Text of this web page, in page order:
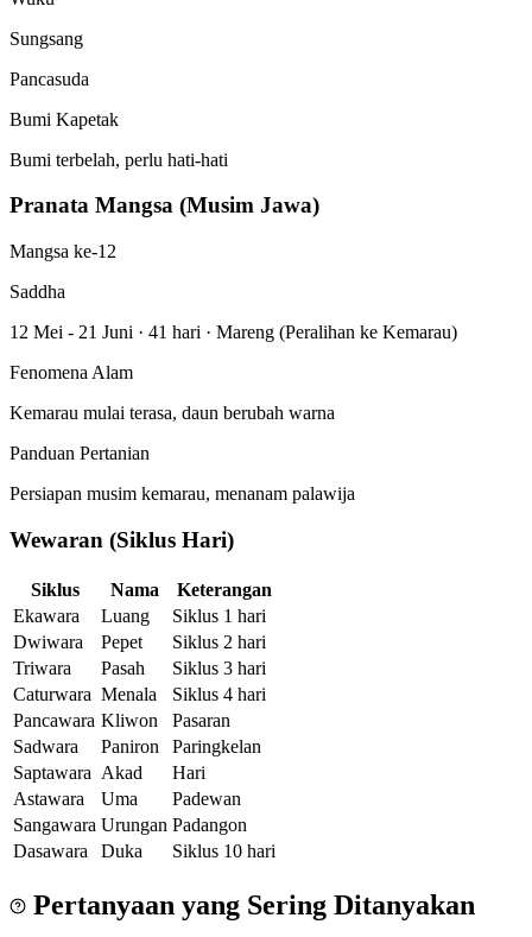
Sungsang
Pancasuda
Bumi Kapetak
Bumi terbelah, perlu hati-hati
Pranata Mangsa (Musim Jawa)
Mangsa ke-12
Saddha
12 Mei - 21 Juni · 41 hari · Mareng (Peralihan ke Kemarau)
Fenomena Alam
Kemarau mulai terasa, daun berubah warna
Panduan Pertanian
Persiapan musim kemarau, menanam palawija
Wewaran (Siklus Hari)
Siklus Nama
Keterangan
Ekawara
Luang
Siklus 1 hari
Dwiwara
Pepet
Siklus 2 hari
Triwara
Pasah
Siklus 3 hari
Caturwara Menala
Siklus 4 hari
Pancawara Kliwon
Pasaran
Sadwara
Paniron
Paringkelan
Saptawara Akad
Hari
Astawara
Uma
Padewan
Sangawara Urungan Padangon
Dasawara
Duka Siklus 10 hari
Pertanyaan yang Sering Ditanyakan